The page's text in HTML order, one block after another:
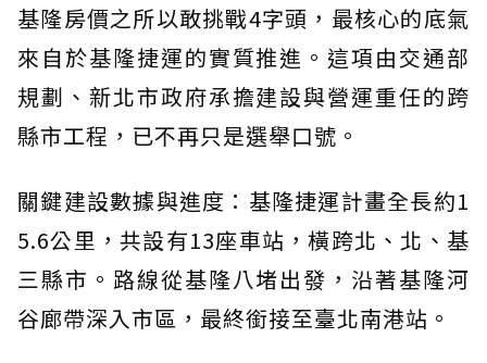
基隆房價之所以敢挑戰4字頭，最核心的底氣
來自於基隆捷運的實質推進。這項由交通部
規劃、新北市政府承擔建設與營運重任的跨
縣市工程，已不再只是選舉口號。
關鍵建設數據與進度：基隆捷運計畫全長約1
5.6公里，共設有13座車站，橫跨北、北、基
三縣市。路線從基隆八堵出發，沿著基隆河
谷廊帶深入市區，最終銜接至臺北南港站。